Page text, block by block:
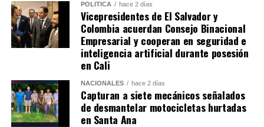
Sheinbaum también indicó que Chávez viajó a México en
un avión militar y calificó la entrega del salvoconducto
como «una acción de buena voluntad» de la presidenta
Keiko Fujimori.
Comparte esto:
Facebook X
POLÍTICA hace 2 días
Vicepresidentes de El Salvador y
Colombia acuerdan Consejo Binacional
Empresarial y cooperan en seguridad e
inteligencia artificial durante posesión
en Cali
NACIONALES hace 2 días
Capturan a siete mecánicos señalados
de desmantelar motocicletas hurtadas
en Santa Ana